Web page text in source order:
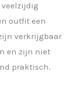
veelzijdig
outfit een
verkrijgbaar
en zijn niet
praktisch.